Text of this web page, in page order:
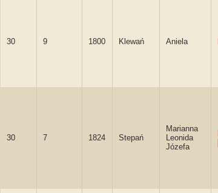
30 9 1800 Klewań Aniela
30 7 1824 Stepań
Marianna
Leonida
Józefa